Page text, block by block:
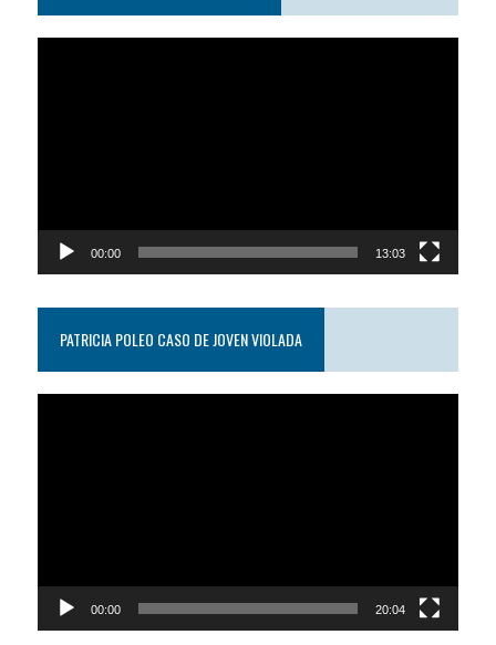
00:00 13:03
PATRICIA POLEO CASO DE JOVEN VIOLADA
00:00 20:04